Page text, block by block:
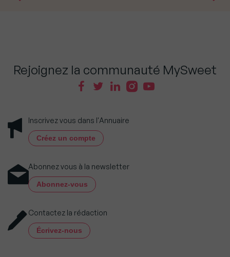
Rejoignez la communauté MySweet
Inscrivez vous dans l'Annuaire
Créez un compte
Abonnez vous à la newsletter
Abonnez-vous
Contactez la rédaction
Écrivez-nous